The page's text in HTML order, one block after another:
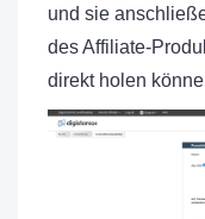
und sie
des Affiliate-
direkt holen